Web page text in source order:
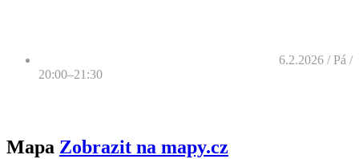
6.2.2026 / Pá /
20:00–21:30
Mapa Zobrazit na mapy.cz